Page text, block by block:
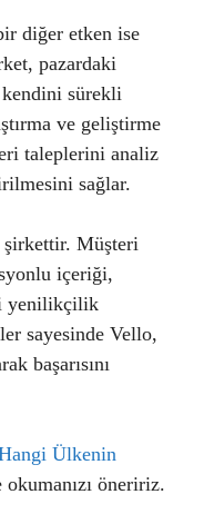
diğer etken ise
pazardaki
sürekli
ve geliştirme
taleplerini analiz
sağlar.
Müşteri
içeriği,
yenilikçilik
sayesinde Vello,
başarısını
Ülkenin
öneririz.